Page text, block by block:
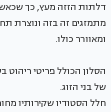
דלתות הזזה מעץ, כך
מתמזגים זה בזה ונוצרת
ומאוורר כולו.
הסלון הכולל פריטי ריהוט
של בני הזוג.
חלל הסטודיו שקירותיו